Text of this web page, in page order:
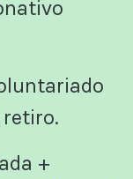
+